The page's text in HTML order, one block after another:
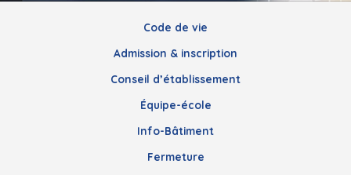
Code de vie
Admission & inscription
Conseil d’établissement
Équipe-école
Info-Bâtiment
Fermeture